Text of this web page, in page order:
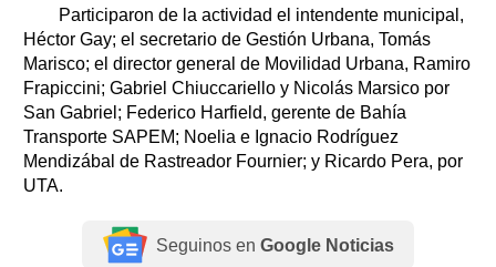
Participaron de la actividad el intendente municipal,
Héctor Gay; el secretario de Gestión Urbana, Tomás
Marisco; el director general de Movilidad Urbana, Ramiro
Frapiccini; Gabriel Chiuccariello y Nicolás Marsico por
San Gabriel; Federico Harfield, gerente de Bahía
Transporte SAPEM; Noelia e Ignacio Rodríguez
Mendizábal de Rastreador Fournier; y Ricardo Pera, por
UTA.
Seguinos en Google Noticias